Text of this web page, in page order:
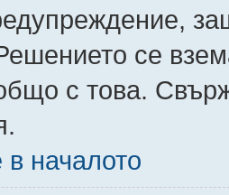
се
с това.
началото